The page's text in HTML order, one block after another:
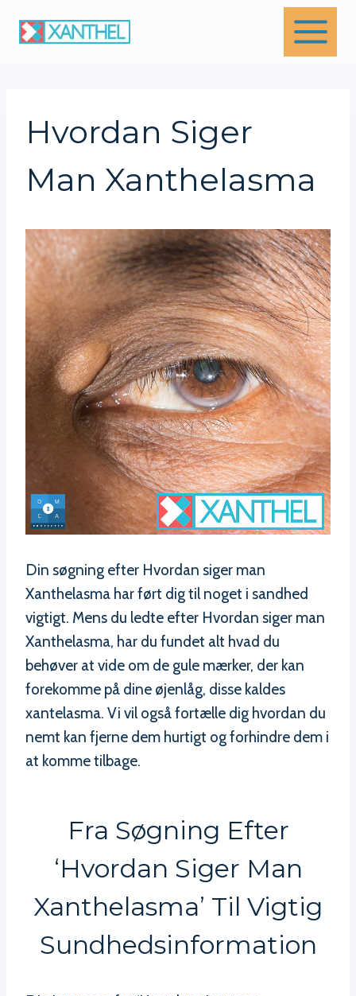
Hvordan Siger
Man Xanthelasma
Din søgning efter Hvordan siger man
Xanthelasma har ført dig til noget i sandhed
vigtigt. Mens du ledte efter Hvordan siger man
Xanthelasma, har du fundet alt hvad du
behøver at vide om de gule mærker, der kan
forekomme på dine øjenlåg, disse kaldes
xantelasma. Vi vil også fortælle dig hvordan du
nemt kan fjerne dem hurtigt og forhindre dem i
at komme tilbage.
Fra Søgning Efter
‘Hvordan Siger Man
Xanthelasma’ Til Vigtig
Sundhedsinformation